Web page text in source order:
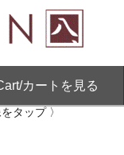
カートを見る
タップ 〉